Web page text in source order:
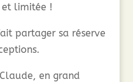
et limitée !
partager sa réserve
en grand